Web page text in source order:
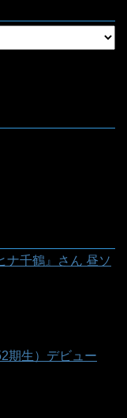
ナ千鶴』さん 昼ソ
期生）デビュー